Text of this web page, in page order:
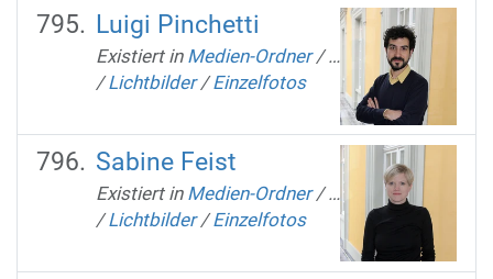
Luigi Pinchetti
Existiert in Medien-Ordner /…
/Lichtbilder /Einzelfotos
Sabine Feist
Existiert in Medien-Ordner /…
/Lichtbilder /Einzelfotos